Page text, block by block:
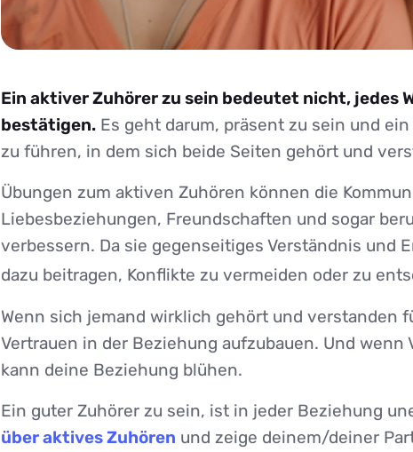
Ein aktiver Zuhörer zu sein bedeutet nicht, jedes
bestätigen. Es geht darum, präsent zu sein und
zu führen, in dem sich beide Seiten gehört und
Übungen zum aktiven Zuhören können die
Liebesbeziehungen, Freundschaften und sogar
verbessern. Da sie gegenseitiges Verständnis und
dazu beitragen, Konflikte zu vermeiden oder zu
Wenn sich jemand wirklich gehört und verstanden
Vertrauen in der Beziehung aufzubauen. Und wenn
kann deine Beziehung blühen.
Ein guter Zuhörer zu sein, ist in jeder Beziehung
über aktives Zuhören und zeige deinem/deiner